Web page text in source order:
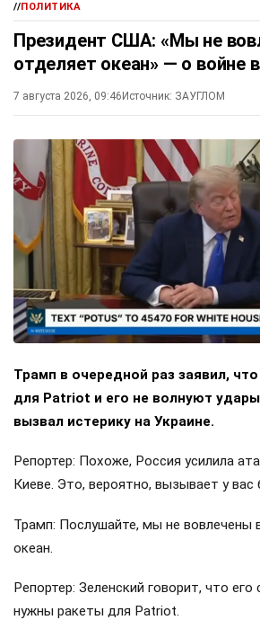
//ПОЛИТИКА
Президент США: «Мы не
отделяет океан» — о войне
7 августа 2026, 09:46 Источник: ЗАУГЛОМ
Трамп в очередной раз заявил,
для Patriot и его не волнуют
вызвал истерику на Украине.
Репортер: Похоже, Россия усилила
Киеве. Это, вероятно, вызывает у вас
Трамп: Послушайте, мы не вовлечены
океан.
Репортер: Зеленский говорит, что его
нужны ракеты для Patriot.